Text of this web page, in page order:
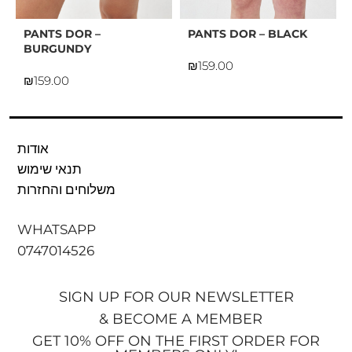
PANTS DOR –
BURGUNDY
₪
PANTS DOR – BLACK
₪
אודות
תנאי שימוש
משלוחים והחזרות
WHATSAPP
0747014526
SIGN UP FOR OUR NEWSLETTER
& BECOME A MEMBER
GET 10% OFF ON THE FIRST ORDER FOR